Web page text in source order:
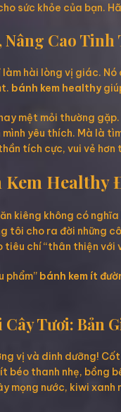
sức khỏe của bạn.
Cao Tinh
làm hài lòng vị giác.
bánh kem healthy
mệt mỏi thường
yêu thích. Mà là
tích cực, vui vẻ
Healthy
kiêng không có
tôi cho ra đời những
tiêu chí “thân thiện với
phẩm” bánh kem ít
Tươi: Bản
vị và dinh dưỡng!
béo thanh nhẹ, bồng
mọng nước, kiwi